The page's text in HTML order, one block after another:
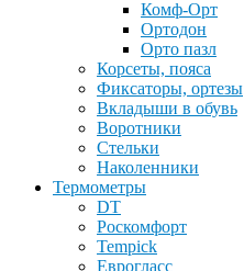
Комф-Орт
Ортодон
Орто пазл
Корсеты, пояса
Фиксаторы, ортезы
Вкладыши в обувь
Воротники
Стельки
Наколенники
Термометры
DT
Роскомфорт
Tempick
Еврогласс